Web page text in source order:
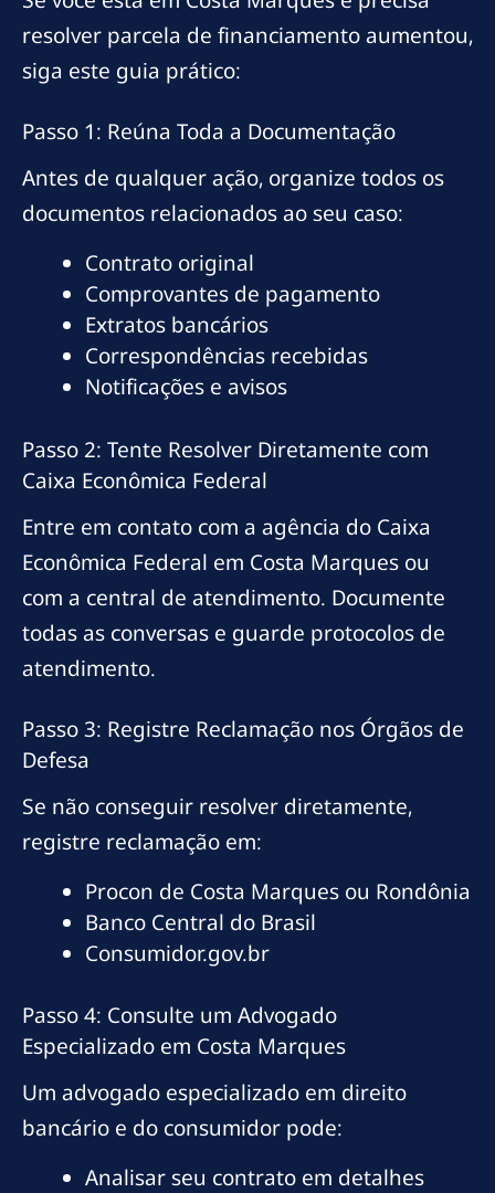
resolver parcela de financiamento aumentou,
siga este guia prático:
Passo 1: Reúna Toda a Documentação
Antes de qualquer ação, organize todos os
documentos relacionados ao seu caso:
Contrato original
Comprovantes de pagamento
Extratos bancários
Correspondências recebidas
Notificações e avisos
Passo 2: Tente Resolver Diretamente com
Caixa Econômica Federal
Entre em contato com a agência do Caixa
Econômica Federal em Costa Marques ou
com a central de atendimento. Documente
todas as conversas e guarde protocolos de
atendimento.
Passo 3: Registre Reclamação nos Órgãos de
Defesa
Se não conseguir resolver diretamente,
registre reclamação em:
Procon de Costa Marques ou Rondônia
Banco Central do Brasil
Consumidor.gov.br
Passo 4: Consulte um Advogado
Especializado em Costa Marques
Um advogado especializado em direito
bancário e do consumidor pode:
Analisar seu contrato em detalhes